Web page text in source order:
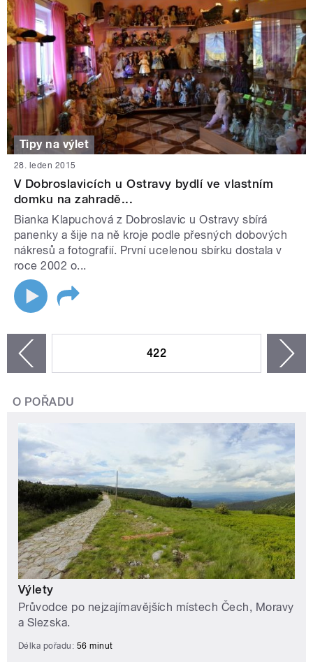
Tipy na výlet
28. leden 2015
V Dobroslavicích u Ostravy bydlí ve vlastním
domku na zahradě...
Bianka Klapuchová z Dobroslavic u Ostravy sbírá
panenky a šije na ně kroje podle přesných dobových
nákresů a fotografií. První ucelenou sbírku dostala v
roce 2002 o...
422
O POŘADU
Výlety
Průvodce po nejzajímavějších místech Čech, Moravy
a Slezska.
Délka pořadu: 56 minut